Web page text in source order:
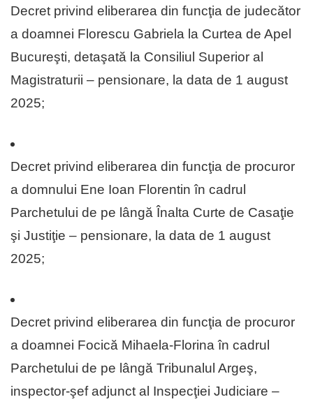
Decret privind eliberarea din funcţia de judecător
a doamnei Florescu Gabriela la Curtea de Apel
Bucureşti, detaşată la Consiliul Superior al
Magistraturii – pensionare, la data de 1 august
2025;
Decret privind eliberarea din funcţia de procuror
a domnului Ene Ioan Florentin în cadrul
Parchetului de pe lângă Înalta Curte de Casaţie
şi Justiţie – pensionare, la data de 1 august
2025;
Decret privind eliberarea din funcţia de procuror
a doamnei Focică Mihaela-Florina în cadrul
Parchetului de pe lângă Tribunalul Argeş,
inspector-şef adjunct al Inspecţiei Judiciare –